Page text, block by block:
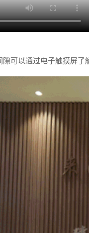
可以通过电子触摸